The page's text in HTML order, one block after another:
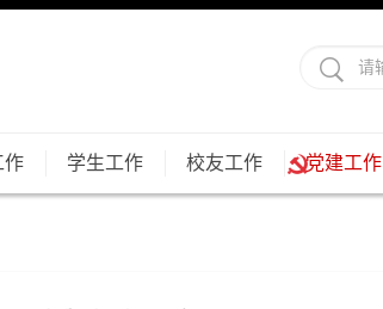
作 学生工作 校友工作 党建工作